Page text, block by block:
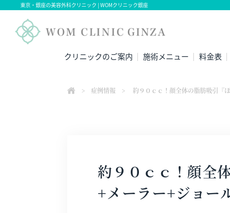
東京・銀座の美容外科クリニック | WOMクリニック銀座
クリニックのご案内
施術メニュー 料金表
> 症例情報 > 約９０ｃｃ！顔全体の脂肪吸引『
約９０ｃｃ！顔全
+メーラー+ジョー